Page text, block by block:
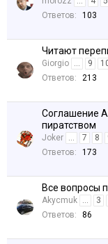
Ответов:
103
Читают
Giorgio ... 9
Ответов:
213
Соглашение
пиратством
Joker ... 7 8
Ответов:
173
Все вопросы
Akycmuk ... 3
Ответов:
86